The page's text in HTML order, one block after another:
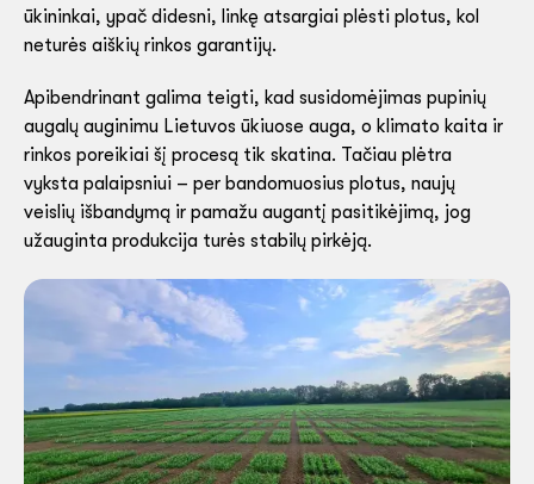
ūkininkai, ypač didesni, linkę atsargiai plėsti plotus, kol
neturės aiškių rinkos garantijų.
Apibendrinant galima teigti, kad susidomėjimas pupinių
augalų auginimu Lietuvos ūkiuose auga, o klimato kaita ir
rinkos poreikiai šį procesą tik skatina. Tačiau plėtra
vyksta palaipsniui – per bandomuosius plotus, naujų
veislių išbandymą ir pamažu augantį pasitikėjimą, jog
užauginta produkcija turės stabilų pirkėją.